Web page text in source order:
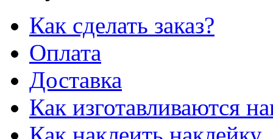
Как сделать заказ?
Оплата
Доставка
Как изготавливаются